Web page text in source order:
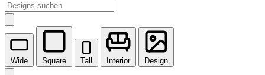
Wide Square Tall Interior Design